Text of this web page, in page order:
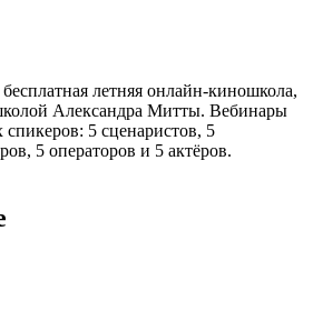
летняя онлайн-киношкола,
Александра Митты. Вебинары
спикеров: 5 сценаристов, 5
5 операторов и 5 актёров.